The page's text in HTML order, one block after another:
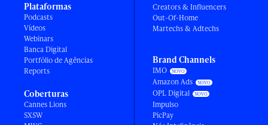
Plataformas
Podcasts
Vídeos
Webinars
Banca Digital
Portfólio de Agências
Reports
Coberturas
Cannes Lions
SXSW
Creators & Influencers
Out-Of-Home
Martechs & Adtechs
Brand Channels
IMO
Amazon Ads
OPL Digital
Impulso
PicPay